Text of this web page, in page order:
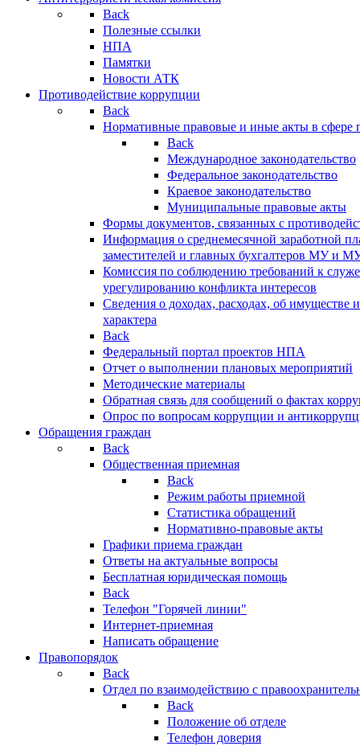
Back
Полезные ссылки
НПА
Памятки
Новости АТК
Противодействие коррупции
Back
Нормативные правовые и иные акты в сфере
Back
Международное законодательство
Федеральное законодательство
Краевое законодательство
Муниципальные правовые акты
Формы документов, связанных с
Информация о среднемесячной заработной
заместителей и главных бухгалтеров МУ и
Комиссия по соблюдению требований к
урегулированию конфликта интересов
Сведения о доходах, расходах, об имуществе
характера
Back
Федеральный портал проектов НПА
Отчет о выполнении плановых мероприятий
Методические материалы
Обратная связь для сообщений о фактах
Опрос по вопросам коррупции и
Обращения граждан
Back
Общественная приемная
Back
Режим работы приемной
Статистика обращений
Нормативно-правовые акты
Графики приема граждан
Ответы на актуальные вопросы
Бесплатная юридическая помощь
Back
Телефон "Горячей линии"
Интернет-приемная
Написать обращение
Правопорядок
Back
Отдел по взаимодействию с
Back
Положение об отделе
Телефон доверия